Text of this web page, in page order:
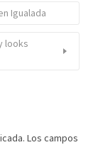
Igualada
looks
Los campos